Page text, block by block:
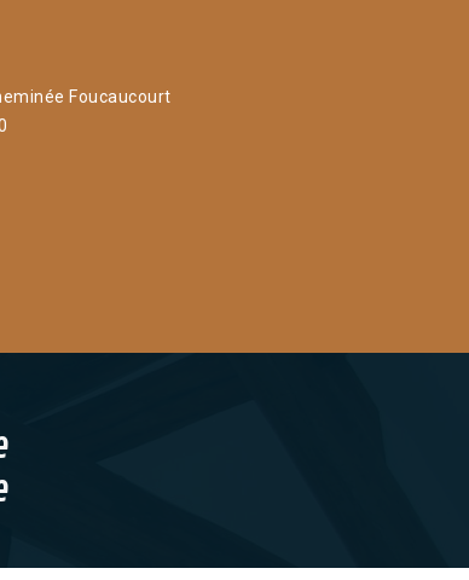
Foucaucourt